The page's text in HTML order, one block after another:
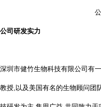
公司研发实力
深圳市健竹生物科技有限公司有
教授,以及美国有名的生物顾问团